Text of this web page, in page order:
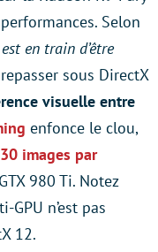
Selon
en train d’être
sous DirectX
visuelle entre
enfonce le clou,
images par
980 Ti. Notez
n’est pas
12.